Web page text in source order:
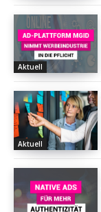
Aktuell
Aktuell